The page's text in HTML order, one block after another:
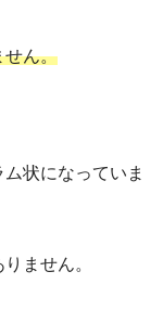
せん。
状になっていま
ません。